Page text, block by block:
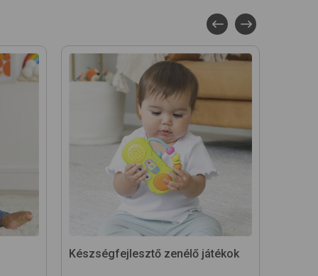
Készségfejlesztő zenélő játékok